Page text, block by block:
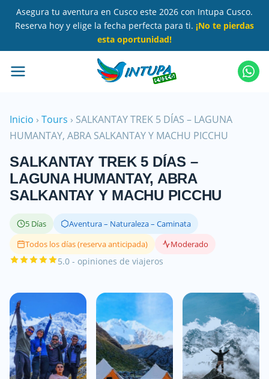
SaltarAsegura tu aventura en Cusco este 2026 con Intupa Cusco.
Reserva hoy y elige la fecha perfecta para ti. ¡No te pierdas
esta oportunidad!
Inicio › Tours › SALKANTAY TREK 5 DÍAS – LAGUNA
HUMANTAY, ABRA SALKANTAY Y MACHU PICCHU
SALKANTAY TREK 5 DÍAS –
LAGUNA HUMANTAY, ABRA
SALKANTAY Y MACHU PICCHU
5 Días
Aventura – Naturaleza – Caminata
Todos los días (reserva anticipada)
Moderado
5.0 - opiniones de viajeros